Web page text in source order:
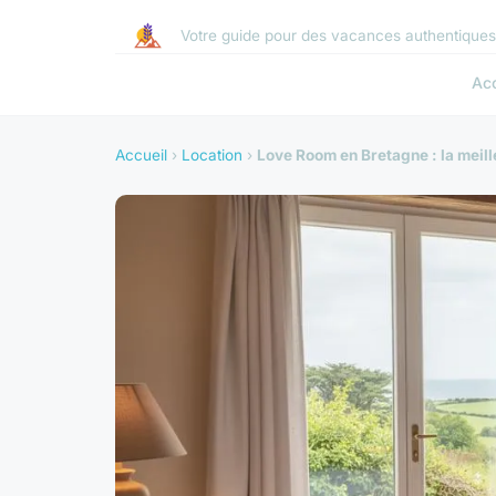
Votre guide pour des vacances
Accueil › Location › Love Room en Bretagne : la